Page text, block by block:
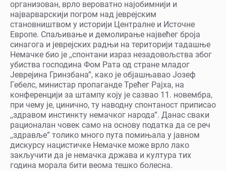
организован, врло вероватно најобимнији и
најварварскији погром над јеврејским
становништвом у историји Централне и Источне
Европе. Спаљивање и демолирање највећег броја
синагога и јеврејских радњи на територији тадашње
Немачке био је ,,спонтани израз незадовољства због
убиства господина Фом Рата од стране младог
Јеврејина Гринзбана”, како је објашњавао Јозеф
Гебелс, министар пропаганде Трећег Рајха, на
конференцији за штампу коју је сазвао 11. новембра,
при чему је, цинично, ту наводну спонтаност приписао
,,здравом инстинкту немачког народа”. Данас сваки
рационалан човек само на основу податка да се реч
,,здравље” толико много пута помињала у јавном
дискурсу нацистичке Немачке може врло лако
закључити да је немачка држава и култура тих
година морала бити веома тешко болесна.